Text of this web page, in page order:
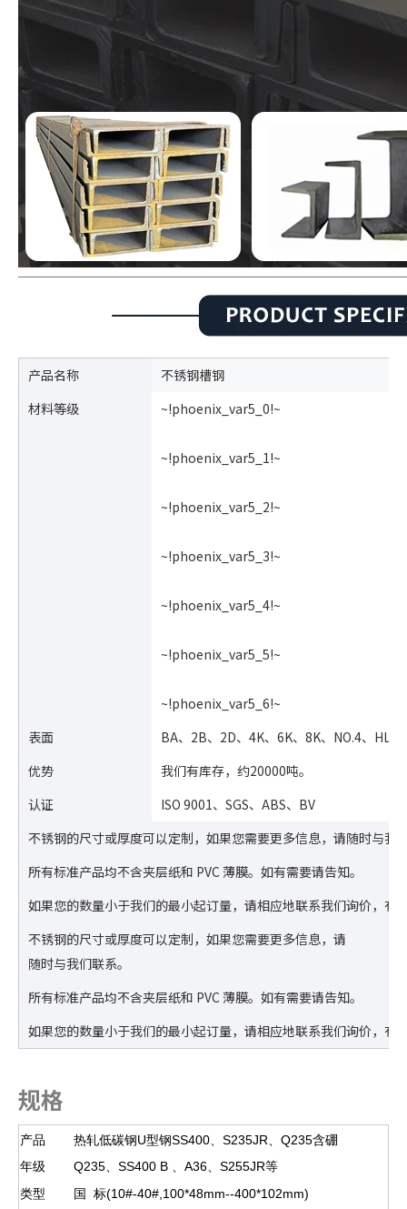
产品名称
不锈钢槽钢
材料等级
~!phoenix_var5_0!~
~!phoenix_var5_1!~
~!phoenix_var5_2!~
~!phoenix_var5_3!~
~!phoenix_var5_4!~
~!phoenix_var5_5!~
~!phoenix_var5_6!~
表面
BA、2B、2D、4K、6K、8K、NO.4、HL
优势
我们有库存，约20000吨。
认证
ISO 9001、SGS、ABS、BV
不锈钢的尺寸或厚度可以定制，如果您需要更多信息，请随时与我
所有标准产品均不含夹层纸和 PVC 薄膜。如有需要请告知。
如果您的数量小于我们的最小起订量，请相应地联系我们询价，有
不锈钢的尺寸或厚度可以定制，如果您需要更多信息，请
随时与我们联系。
所有标准产品均不含夹层纸和 PVC 薄膜。如有需要请告知。
如果您的数量小于我们的最小起订量，请相应地联系我们询价，有
规格
产品
热轧低碳钢U型钢SS400、S235JR、Q235含硼
年级
Q235、SS400 B
、A36、S255JR等
类型
国 标(10#-40#,100*48mm--400*102mm)